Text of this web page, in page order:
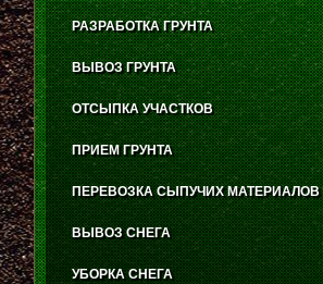
РАЗРАБОТКА ГРУНТА
ВЫВОЗ ГРУНТА
ОТСЫПКА УЧАСТКОВ
ПРИЕМ ГРУНТА
ПЕРЕВОЗКА СЫПУЧИХ МАТЕРИАЛОВ
ВЫВОЗ СНЕГА
УБОРКА СНЕГА